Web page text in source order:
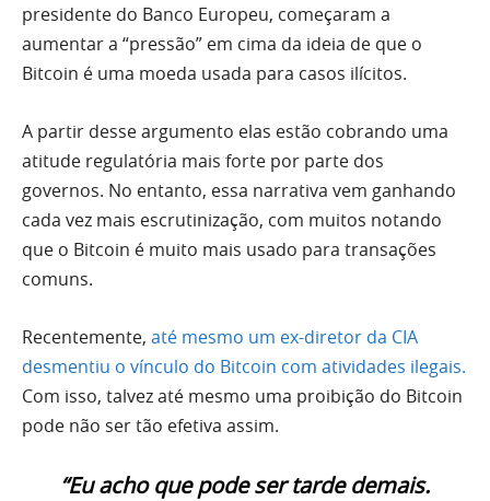
presidente do Banco Europeu, começaram a
aumentar a “pressão” em cima da ideia de que o
Bitcoin é uma moeda usada para casos ilícitos.
A partir desse argumento elas estão cobrando uma
atitude regulatória mais forte por parte dos
governos. No entanto, essa narrativa vem ganhando
cada vez mais escrutinização, com muitos notando
que o Bitcoin é muito mais usado para transações
comuns.
Recentemente, até mesmo um ex-diretor da CIA
desmentiu o vínculo do Bitcoin com atividades ilegais.
Com isso, talvez até mesmo uma proibição do Bitcoin
pode não ser tão efetiva assim.
“Eu acho que pode ser tarde demais.